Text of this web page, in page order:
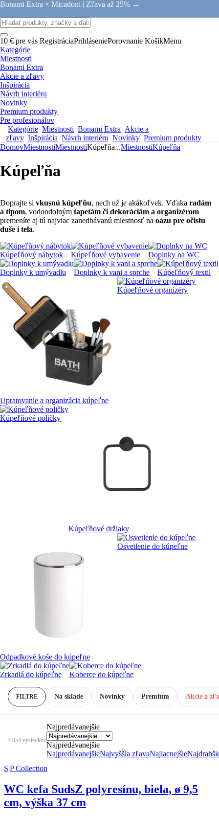
Bonami Extra × Micadoni | Zľava až 25% →
10 € pre vás RegistráciaPrihláseniePorovnanie KošíkMenu
Kategórie
Miestnosti
Bonami Extra
Akcie a zľavy
Inšpirácia
Návrh interiéru
Novinky
Premium produkty
Pre profesionálov
Kategórie Miestnosti Bonami Extra Akcie a
zľavy Inšpirácia Návrh interiéru Novinky Premium produkty
DomovMiestnostiMiestnostiKúpeľňa...MiestnostiKúpeľňa
Kúpeľňa
Doprajte si vkusnú kúpeľňu, nech už je akákoľvek. Vďaka radám
a tipom, vodoodolným tapetám či dekoráciám a organizérom
premeníte aj tú najviac zanedbávanú miestnosť na oázu pre očistu
duše i tela.
Kúpeľňový nábytok Kúpeľňové vybavenie Doplnky na WC
Doplnky k umývadlu Doplnky k vani a sprche Kúpeľňový textil
Upratovanie a organizácia kúpeľne
Kúpeľňové organizéry
Kúpeľňové poličky
Kúpeľňové držiaky
Odpadkové koše do kúpeľne
Osvetlenie do kúpeľne
Zrkadlá do kúpeľne Koberce do kúpeľne
FILTRE Na sklade Premium Akcie a
Novinky
4 054 výsledkov
Najpredávanejšie
Najpredávanejšie
NajpredávanejšieNajvyššia zľavaNajlacnejšie
S|P Collection
WC kefa SudsZ polyresínu, biela, ø 9,5
cm, výška 37 cm